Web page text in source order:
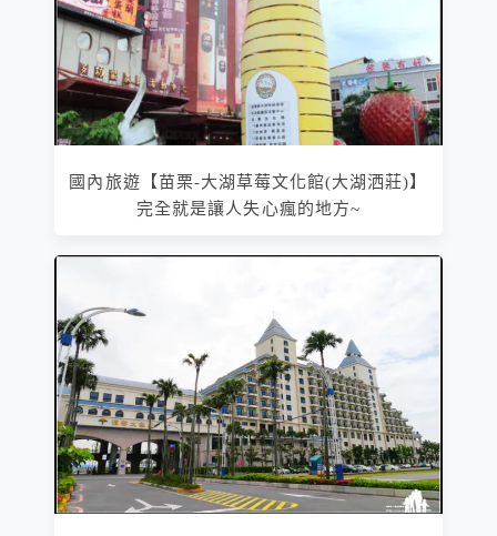
國內旅遊【苗栗-大湖草莓文化館(大湖洒莊)】
完全就是讓人失心瘋的地方~